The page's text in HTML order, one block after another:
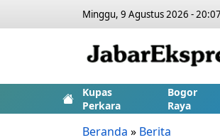
Minggu, 9 Agustus 2026 - 20:07
Kupas
Perkara
Bogor
Raya
Beranda » Berita